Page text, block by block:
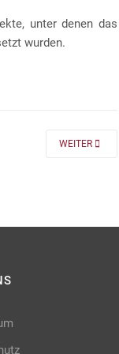
unter denen das
wurden.
NEXT
WEITER